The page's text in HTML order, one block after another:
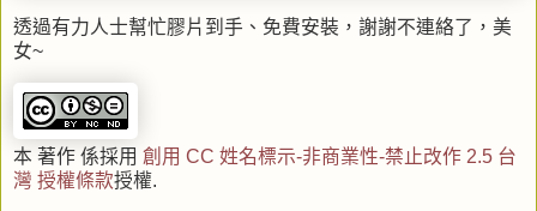
透過有力人士幫忙膠片到手、免費安裝，謝謝不連絡了，美
女~
本 著作 係採用 創用 CC 姓名標示-非商業性-禁止改作 2.5 台
灣 授權條款授權.